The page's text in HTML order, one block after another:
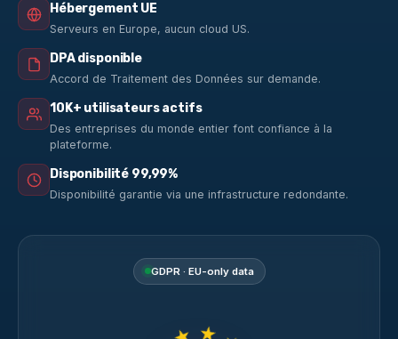
Hébergement UE
Serveurs en Europe, aucun cloud US.
DPA disponible
Accord de Traitement des Données sur demande.
10K+ utilisateurs actifs
Des entreprises du monde entier font confiance à la
plateforme.
Disponibilité 99,99%
Disponibilité garantie via une infrastructure redondante.
GDPR · EU-only data